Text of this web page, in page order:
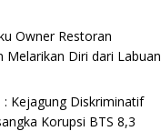
Owner Restoran
Melarikan Diri dari Labuan
Kejagung Diskriminatif
Korupsi BTS 8,3